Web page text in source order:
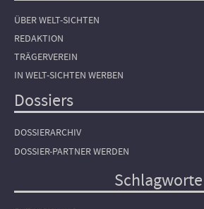
ÜBER WELT-SICHTEN
REDAKTION
TRÄGERVEREIN
IN WELT-SICHTEN WERBEN
Dossiers
DOSSIERARCHIV
DOSSIER-PARTNER WERDEN
Schlagworte